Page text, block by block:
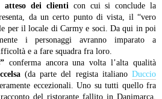
atteso dei clienti con cui si conclude la
da un certo punto di vista, il “vero
per il locale di Carmy e soci. Da qui in poi
i personaggi avranno imparato a
e a fare squadra fra loro.
conferma ancora una volta l’alta qualità
(da parte del regista italianoDuccio
eccezionali. Uno su tutti quello fra
del ristorante fallito in Danimarca.